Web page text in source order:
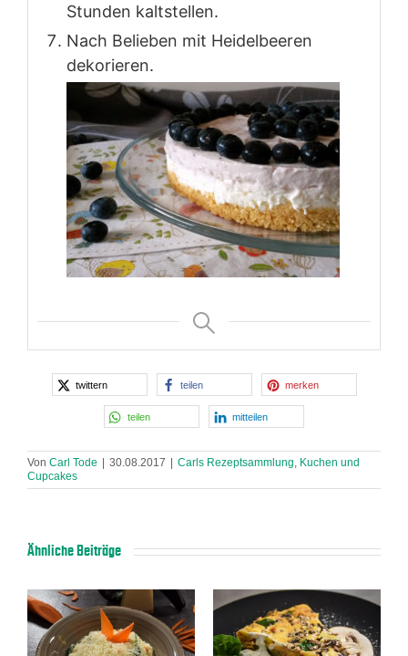
Stunden kaltstellen.
Nach Belieben mit Heidelbeeren
dekorieren.
twittern teilen merken
teilen mitteilen
Von Carl Tode | 30.08.2017 | Carls Rezeptsammlung Kuchen und
Cupcakes
Ähnliche Beiträge